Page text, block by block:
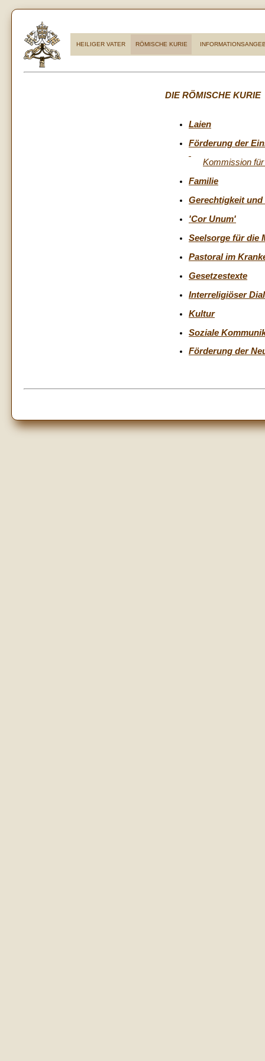
HEILIGER VATER RÖMISCHE KURIE
DIE RÖMISCHE KURIE
Laien
Förderung der
Kommission
Familie
Gerechtigkeit und
'Cor Unum'
Seelsorge für die
Pastoral im
Gesetzestexte
Interreligiöser
Kultur
Soziale
Förderung der